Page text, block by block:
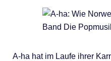
A-ha hat im Laufe ihrer